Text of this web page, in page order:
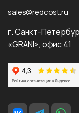
sales@redcost.ru
г. Санкт-
«GRANI», офис 41